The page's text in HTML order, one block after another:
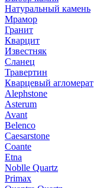
Натуральный камень
Мрамор
Гранит
Кварцит
Известняк
Сланец
Травертин
Кварцевый агломерат
Alephstone
Asterum
Avant
Belenco
Caesarstone
Coante
Etna
Noblle Quartz
Primax